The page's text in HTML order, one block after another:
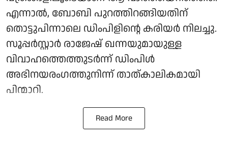
എന്നാല്‍, ബോബി പുറത്തിറങ്ങിയതിന്
തൊട്ടുപിന്നാലെ ഡിംപിളിന്റെ കരിയര്‍ നിലച്ചു.
സൂപ്പര്‍സ്റ്റാര്‍ രാജേഷ് ഖന്നയുമായുള്ള
വിവാഹത്തെത്തുടര്‍ന്ന് ഡിംപിള്‍
അഭിനയരംഗത്തുനിന്ന് താത്കാലികമായി
പിന്മാറി.
Read More